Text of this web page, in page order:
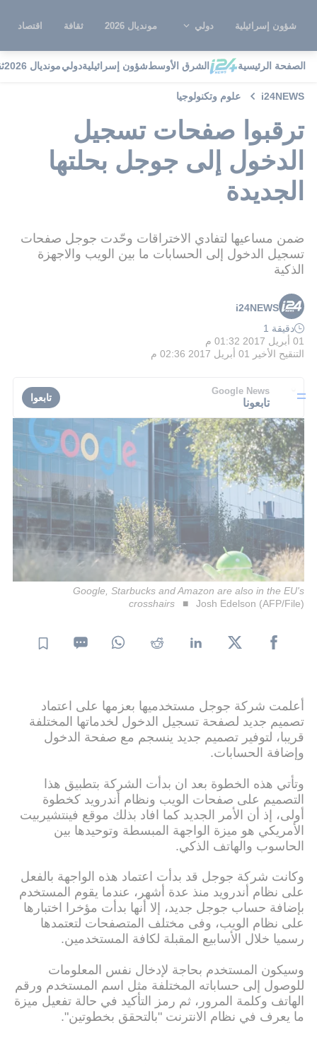
شؤون إسرائيلية دولي مونديال 2026 ثقافة اقتصاد
الصفحة الرئيسية الشرق الأوسطشؤون إسرائيليةدوليمونديال 2026
i24NEWS علوم وتكنولوجيا
ترقبوا صفحات تسجيل
الدخول إلى جوجل بحلتها
الجديدة
ضمن مساعيها لتفادي الاختراقات وحّدت جوجل صفحات
تسجيل الدخول إلى الحسابات ما بين الويب والاجهزة
الذكية
i24NEWS
دقيقة 1
01 أبريل 2017 01:32 م
التنقيح الأخير
01 أبريل 2017 02:36 م
Google News
تابعونا تابعوا
Google, Starbucks and Amazon are also in the EU's
crosshairs
Josh Edelson (AFP/File)
أعلمت شركة جوجل مستخدميها بعزمها على اعتماد
تصميم جديد لصفحة تسجيل الدخول لخدماتها المختلفة
قريبا، لتوفير تصميم جديد ينسجم مع صفحة الدخول
وإضافة الحسابات.
وتأتي هذه الخطوة بعد ان بدأت الشركة بتطبيق هذا
التصميم على صفحات الويب ونظام أندرويد كخطوة
أولى، إذ أن الأمر الجديد كما افاد بذلك موقع فينتشيربيت
الأمريكي هو ميزة الواجهة المبسطة وتوحيدها بين
الحاسوب والهاتف الذكي.
وكانت شركة جوجل قد بدأت اعتماد هذه الواجهة بالفعل
على نظام أندرويد منذ عدة أشهر، عندما يقوم المستخدم
بإضافة حساب جوجل جديد، إلا أنها بدأت مؤخرا اختبارها
على نظام الويب، وفى مختلف المتصفحات لتعتمدها
رسميا خلال الأسابيع المقبلة لكافة المستخدمين.
وسيكون المستخدم بحاجة لإدخال نفس المعلومات
للوصول إلى حساباته المختلفة مثل اسم المستخدم ورقم
الهاتف وكلمة المرور، ثم رمز التأكيد في حالة تفعيل ميزة
ما يعرف في نظام الانترنت "بالتحقق بخطوتين".